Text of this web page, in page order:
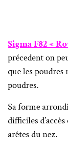
Sigma F82 «
précedent on
que les poudres
poudres.
Sa forme
difficiles
arêtes du nez.